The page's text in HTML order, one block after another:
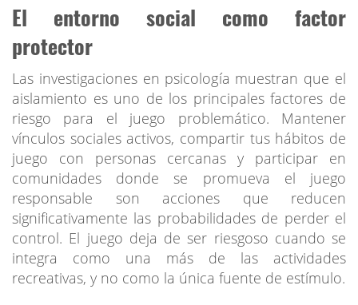
El entorno social como factor
protector
Las investigaciones en psicología muestran que el
aislamiento es uno de los principales factores de
riesgo para el juego problemático. Mantener
vínculos sociales activos, compartir tus hábitos de
juego con personas cercanas y participar en
comunidades donde se promueva el juego
responsable son acciones que reducen
significativamente las probabilidades de perder el
control. El juego deja de ser riesgoso cuando se
integra como una más de las actividades
recreativas, y no como la única fuente de estímulo.